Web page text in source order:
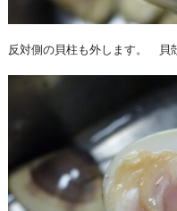
反対側の貝柱も外します。 貝